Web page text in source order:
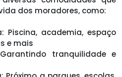
dos moradores, como:
Piscina, academia, espaço
e mais
tranquilidade e